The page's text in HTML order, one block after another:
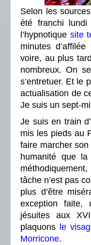
Selon les
été franchi lundi
l’hypnotique site
minutes
voire, au plus
nombreux. On
s’entretuer. Et le
actualisation de
Je suis un sept-
Je suis en train
mis les pieds au
faire marcher
humanité que
tâche n’est pas
plus d’être
exception faite,
jésuites aux
plaquons le
Morricone.